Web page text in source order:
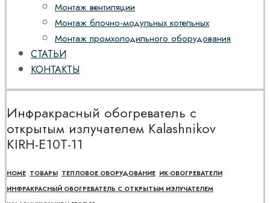
Монтаж вентиляции
Монтаж блочно-модульных котельных
Монтаж промхолодильного оборудования
СТАТЬИ
КОНТАКТЫ
Инфракрасный обогреватель с
открытым излучателем Kalashnikov
KIRH-E10T-11
HOME ТОВАРЫ ТЕПЛОВОЕ ОБОРУДОВАНИЕ ИК-ОБОГРЕВАТЕЛИ
ИНФРАКРАСНЫЙ ОБОГРЕВАТЕЛЬ С ОТКРЫТЫМ ИЗЛУЧАТЕЛЕМ